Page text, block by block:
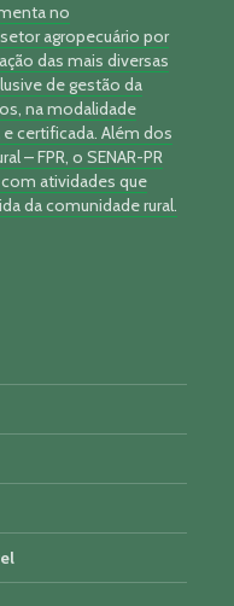
no
agropecuário por
das mais diversas
de gestão da
na modalidade
certificada. Além dos
– FPR, o SENAR-PR
atividades que
da comunidade rural.